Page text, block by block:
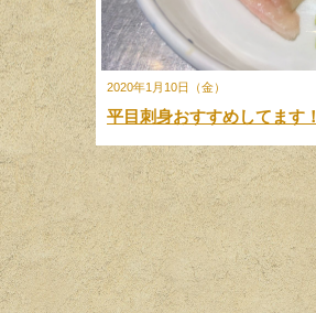
2020年1月10日（金）
平目刺身おすすめしてます！